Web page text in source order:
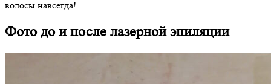
волосы навсегда!
Фото до и после лазерной эпиляции